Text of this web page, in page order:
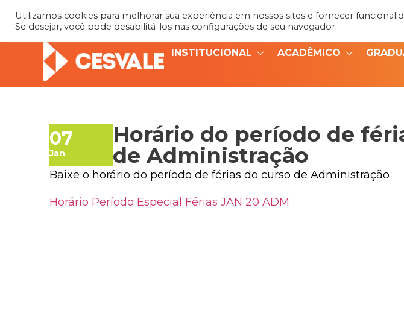
INSTITUCIONAL ACADÊMICO
07
Jan
Horário do período de
de Administração
Baixe o horário do período de férias do curso de Administração
Horário Período Especial Férias JAN 20 ADM
Utilizamos cookies para melhorar sua experiência em nossos sites e fornecer
Se desejar, você pode desabilitá-los nas configurações de seu navegador.